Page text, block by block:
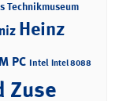
Technikmuseum
Heinz
PC Intel Intel 8088
Zuse